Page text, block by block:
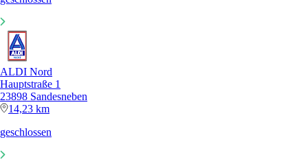
ALDI Nord
Hauptstraße 1
23898 Sandesneben
14,23 km
geschlossen